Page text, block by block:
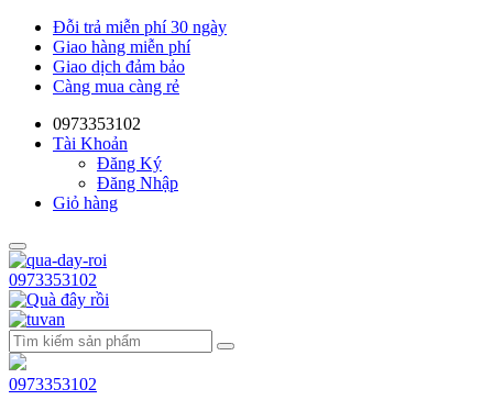
Đỗi trả miễn phí 30 ngày
Giao hàng miễn phí
Giao dịch đảm bảo
Càng mua càng rẻ
0973353102
Tài Khoản
Đăng Ký
Đăng Nhập
Giỏ hàng
0973353102
0973353102